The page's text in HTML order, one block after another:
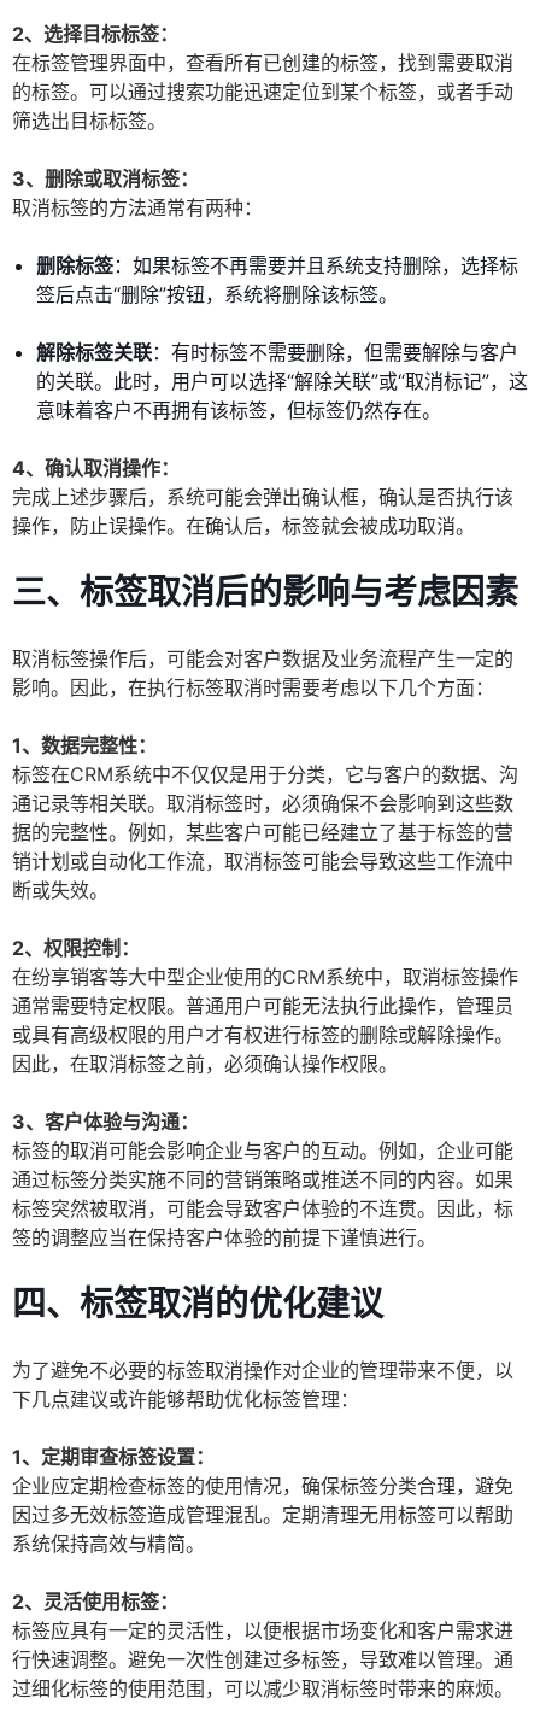
2、选择目标标签：
在标签管理界面中，查看所有已创建的标签，找到需要取消
的标签。可以通过搜索功能迅速定位到某个标签，或者手动
筛选出目标标签。
3、删除或取消标签：
取消标签的方法通常有两种：
删除标签：如果标签不再需要并且系统支持删除，选择标
签后点击“删除”按钮，系统将删除该标签。
解除标签关联：有时标签不需要删除，但需要解除与客户
的关联。此时，用户可以选择“解除关联”或“取消标记”，这
意味着客户不再拥有该标签，但标签仍然存在。
4、确认取消操作：
完成上述步骤后，系统可能会弹出确认框，确认是否执行该
操作，防止误操作。在确认后，标签就会被成功取消。
三、标签取消后的影响与考虑因素
取消标签操作后，可能会对客户数据及业务流程产生一定的
影响。因此，在执行标签取消时需要考虑以下几个方面：
1、数据完整性：
标签在CRM系统中不仅仅是用于分类，它与客户的数据、沟
通记录等相关联。取消标签时，必须确保不会影响到这些数
据的完整性。例如，某些客户可能已经建立了基于标签的营
销计划或自动化工作流，取消标签可能会导致这些工作流中
断或失效。
2、权限控制：
在纷享销客等大中型企业使用的CRM系统中，取消标签操作
通常需要特定权限。普通用户可能无法执行此操作，管理员
或具有高级权限的用户才有权进行标签的删除或解除操作。
因此，在取消标签之前，必须确认操作权限。
3、客户体验与沟通：
标签的取消可能会影响企业与客户的互动。例如，企业可能
通过标签分类实施不同的营销策略或推送不同的内容。如果
标签突然被取消，可能会导致客户体验的不连贯。因此，标
签的调整应当在保持客户体验的前提下谨慎进行。
四、标签取消的优化建议
为了避免不必要的标签取消操作对企业的管理带来不便，以
下几点建议或许能够帮助优化标签管理：
1、定期审查标签设置：
企业应定期检查标签的使用情况，确保标签分类合理，避免
因过多无效标签造成管理混乱。定期清理无用标签可以帮助
系统保持高效与精简。
2、灵活使用标签：
标签应具有一定的灵活性，以便根据市场变化和客户需求进
行快速调整。避免一次性创建过多标签，导致难以管理。通
过细化标签的使用范围，可以减少取消标签时带来的麻烦。